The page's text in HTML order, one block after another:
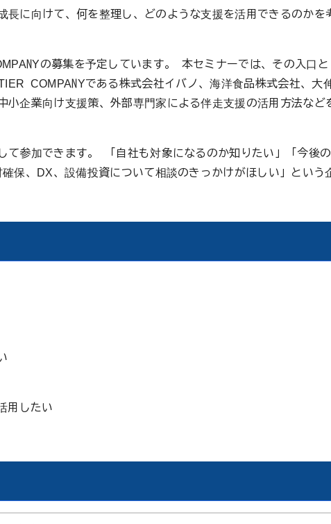
長に向けて、何を整理し、どのような支援を活用できるのかを
の募集を予定しています。 本セミナーでは、その入口と
COMPANYである株式会社イバノ、海洋食品株式会社、大
小企業向け支援策、外部専門家による伴走支援の活用方法など
て参加できます。 「自社も対象になるのか知りたい」「今後
保、DX、設備投資について相談のきっかけがほしい」という
用したい